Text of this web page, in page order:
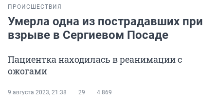
ПРОИСШЕСТВИЯ
Умерла одна из пострадавших при
взрыве в Сергиевом Посаде
Пациентка находилась в реанимации с
ожогами
9 августа 2023, 21:38 29 4 869